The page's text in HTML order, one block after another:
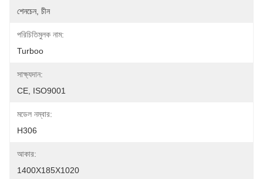
শেনচেন, চীন
পরিচিতিমুলক নাম:
Turboo
সাক্ষ্যদান:
CE, ISO9001
মডেল নম্বার:
H306
আকার:
1400X185X1020